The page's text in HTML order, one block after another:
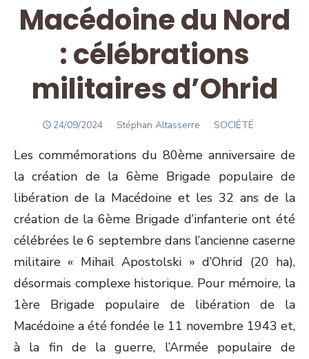
Macédoine du Nord
: célébrations
militaires d’Ohrid
POSTED
24/09/2024 Author
Stéphan Altasserre SOCIÉTÉ
Les commémorations du 80ème anniversaire de
la création de la 6èmeBrigade populaire de
libération de la Macédoine et les 32 ans de la
création de la 6ème Brigade d’infanterie ont été
célébrées le 6 septembre dans l’ancienne caserne
militaire « Mihail Apostolski » d’Ohrid (20 ha),
désormais complexe historique. Pour mémoire, la
1ère Brigade populaire de libération de la
Macédoine a été fondée le 11 novembre 1943 et,
à la fin de la guerre, l’Armée populaire de